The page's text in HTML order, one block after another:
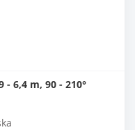
6,4 m, 90 - 210°